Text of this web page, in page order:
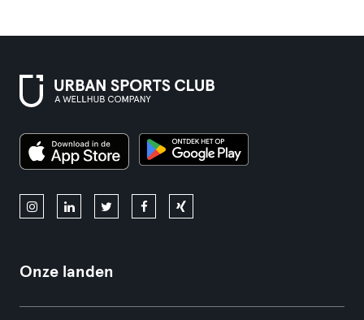
Onze landen